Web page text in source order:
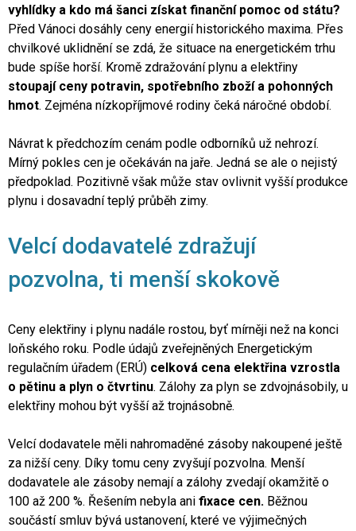
vyhlídky a kdo má šanci získat finanční pomoc od státu?
Před Vánoci dosáhly ceny energií historického maxima. Přes
chvilkové uklidnění se zdá, že situace na energetickém trhu
bude spíše horší. Kromě zdražování plynu a elektřiny
stoupají ceny potravin, spotřebního zboží a pohonných
hmot. Zejména nízkopříjmové rodiny čeká náročné období.
Návrat k předchozím cenám podle odborníků už nehrozí.
Mírný pokles cen je očekáván na jaře. Jedná se ale o nejistý
předpoklad. Pozitivně však může stav ovlivnit vyšší produkce
plynu i dosavadní teplý průběh zimy.
Velcí dodavatelé zdražují
pozvolna, ti menší skokově
Ceny elektřiny i plynu nadále rostou, byť mírněji než na konci
loňského roku. Podle údajů zveřejněných Energetickým
regulačním úřadem (ERÚ) celková cena elektřina vzrostla
o pětinu a plyn o čtvrtinu. Zálohy za plyn se zdvojnásobily, u
elektřiny mohou být vyšší až trojnásobně.
Velcí dodavatele měli nahromaděné zásoby nakoupené ještě
za nižší ceny. Díky tomu ceny zvyšují pozvolna. Menší
dodavatele ale zásoby nemají a zálohy zvedají okamžitě o
100 až 200 %. Řešením nebyla ani fixace cen. Běžnou
součástí smluv bývá ustanovení, které ve výjimečných